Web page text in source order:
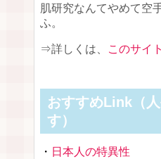
肌研究なんてやめて空
ふ。
⇒詳しくは、 このサイ
おすすめLink（
す）
・ 日本人の特異性